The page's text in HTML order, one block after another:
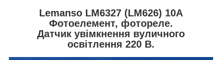
Lemanso LM6327 (LM626) 10A
Фотоелемент, фотореле.
Датчик увімкнення вуличного
освітлення 220 В.